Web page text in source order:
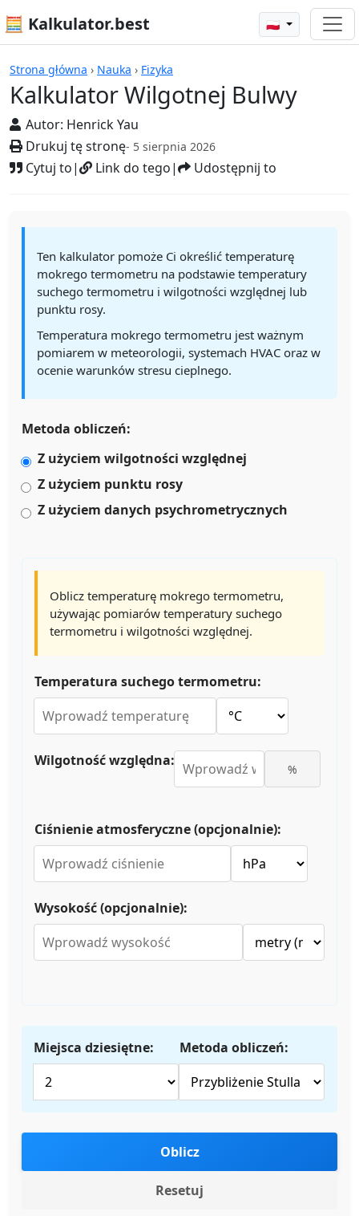
🧮 Kalkulator.best 🇵🇱
Strona główna › Nauka › Fizyka
Kalkulator Wilgotnej Bulwy
Autor: Henrick Yau
Drukuj tę stronę- 5 sierpnia 2026
Cytuj to| Link do tego| Udostępnij to
Kalkulatory
Ten kalkulator pomoże Ci określić temperaturę
mokrego termometru na podstawie temperatury
suchego termometru i wilgotności względnej lub
punktu rosy.
Temperatura mokrego termometru jest ważnym
pomiarem w meteorologii, systemach HVAC oraz w
ocenie warunków stresu cieplnego.
Metoda obliczeń:
Z użyciem wilgotności względnej
Z użyciem punktu rosy
Z użyciem danych psychrometrycznych
Oblicz temperaturę mokrego termometru,
używając pomiarów temperatury suchego
termometru i wilgotności względnej.
Temperatura suchego termometru:
Wilgotność względna: %
Ciśnienie atmosferyczne (opcjonalnie):
Wysokość (opcjonalnie):
Miejsca dziesiętne: Metoda obliczeń:
Oblicz
Resetuj